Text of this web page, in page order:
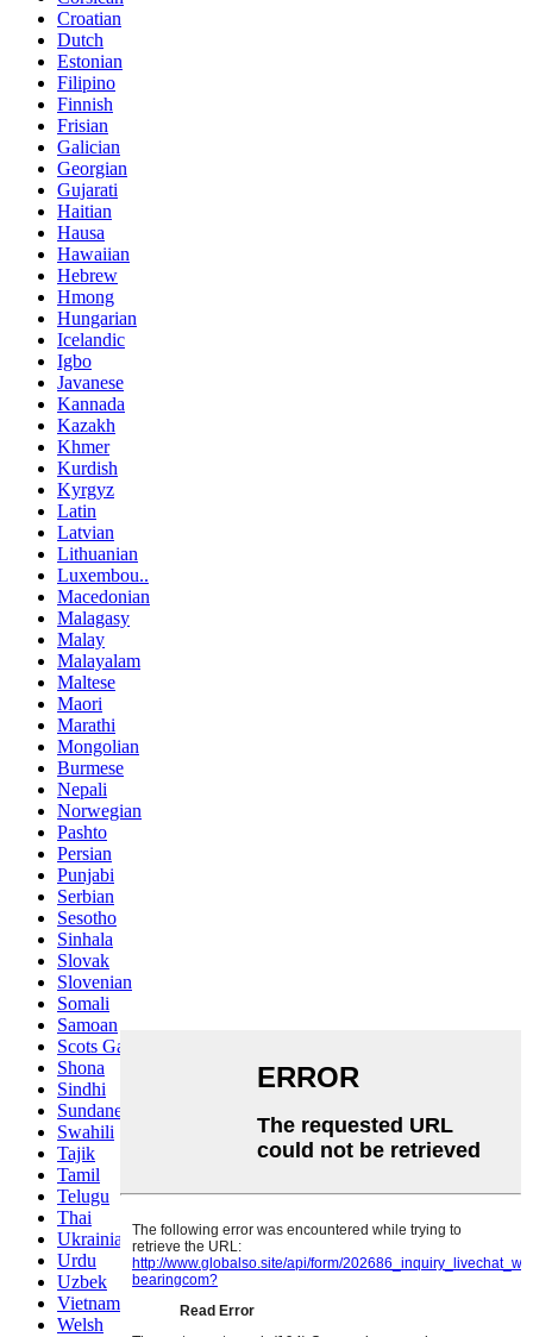
Croatian
Dutch
Estonian
Filipino
Finnish
Frisian
Galician
Georgian
Gujarati
Haitian
Hausa
Hawaiian
Hebrew
Hmong
Hungarian
Icelandic
Igbo
Javanese
Kannada
Kazakh
Khmer
Kurdish
Kyrgyz
Latin
Latvian
Lithuanian
Luxembou..
Macedonian
Malagasy
Malay
Malayalam
Maltese
Maori
Marathi
Mongolian
Burmese
Nepali
Norwegian
Pashto
Persian
Punjabi
Serbian
Sesotho
Sinhala
Slovak
Slovenian
Somali
Samoan
Scots Gaelic
Shona
Sindhi
Sundanese
Swahili
Tajik
Tamil
Telugu
Thai
Ukrainian
Urdu
Uzbek
Vietnamese
Welsh